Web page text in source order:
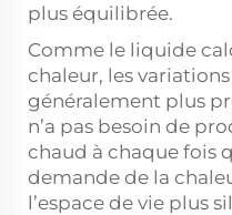
plus équilibrée.
Comme le liquide
chaleur, les
généralement plus
n’a pas besoin de
chaud à chaque fois
demande de la
l’espace de vie plus